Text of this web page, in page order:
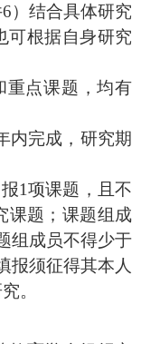
）结合具体研究
可根据自身研究
重点课题，均有
内完成，研究期
1项课题，且不
课题；课题组成
组成员不得少于
报须征得其本人
。